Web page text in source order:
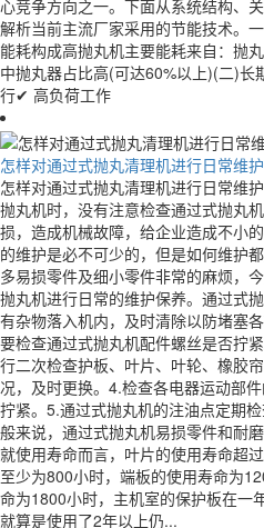
心竞争方向之一。下面从系统结构、
解析当前主流厂家采用的节能技术。
能耗构成高抛丸机主要能耗来自：抛
中抛丸器占比高(可达60%以上)(二)
行✔ 高负荷工作
怎样对通过式抛丸清理机进行日常维护
怎样对通过式抛丸清理机进行日常维
抛丸机时，没有注意检查通过式抛丸
损，造成机械故障，给企业造成不小
的维护是必不可少的，但是如何维护
多易损零件及细小零件非常的麻烦，
抛丸机进行日常的维护保养。通过式
有杂物落入机内，及时清除以防堵塞
要检查通过式抛丸机配件螺丝是否拧
行二次检查护板、叶片、叶轮、橡胶
况，及时更换。4.检查各电器运动部
拧紧。5.通过式抛丸机的注油点定期
般来说，通过式抛丸机易损零件和耐
就使用寿命而言，叶片的使用寿命超
至少为800小时，端板的使用寿命为
命为1800小时，主机室的保护板在一
就算是使用了2年以上仍...